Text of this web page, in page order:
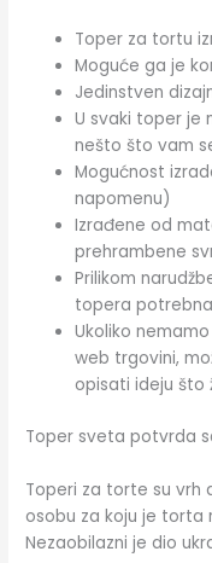
Toper za tortu
Moguće ga je
Jedinstven
U svaki toper je
nešto što vam
Mogućnost
napomenu)
Izrađene od
prehrambene
Prilikom
topera
Ukoliko
web trgovini,
opisati ideju što
Toper sveta potvrda
Toperi za torte su vrh
osobu za koju je torta
Nezaobilazni je dio